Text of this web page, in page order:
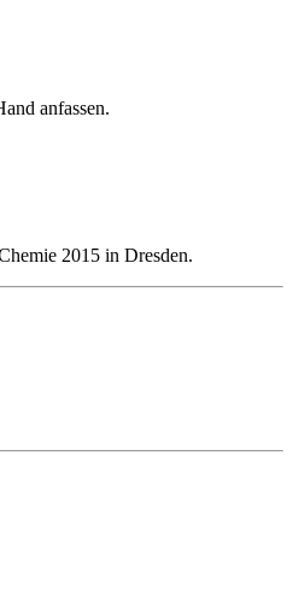
anfassen.
2015 in Dresden.